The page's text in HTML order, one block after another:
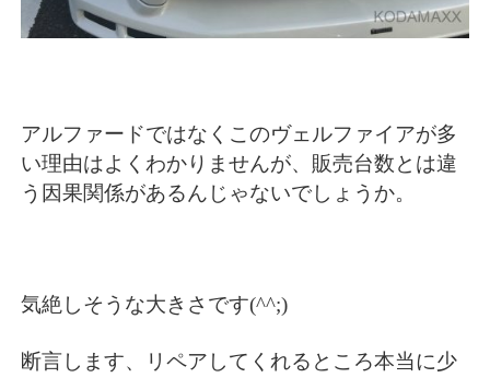
アルファードではなくこのヴェルファイアが多
い理由はよくわかりませんが、販売台数とは違
う因果関係があるんじゃないでしょうか。
気絶しそうな大きさです(^^;)
断言します、リペアしてくれるところ本当に少